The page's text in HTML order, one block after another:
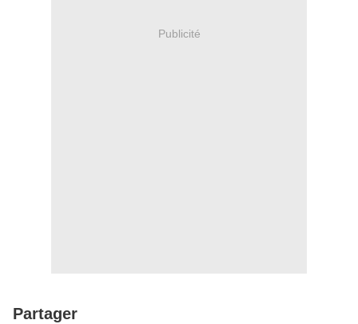
Publicité
Partager